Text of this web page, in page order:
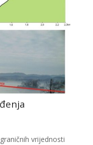
vrijednosti